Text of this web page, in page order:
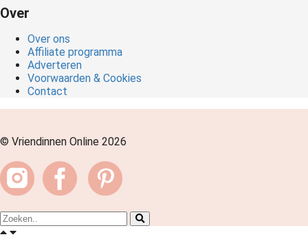
Over
Over ons
Affiliate programma
Adverteren
Voorwaarden & Cookies
Contact
© Vriendinnen Online 2026